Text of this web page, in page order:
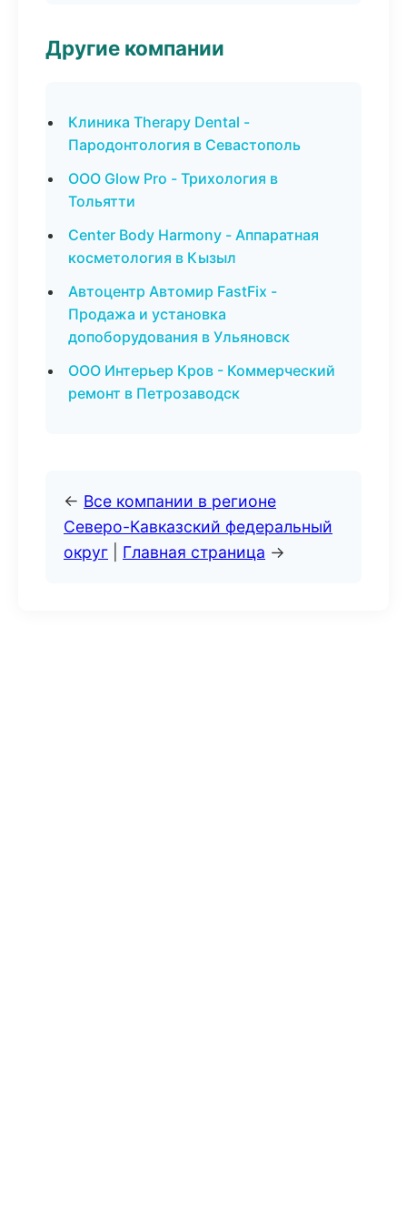
Другие компании
Клиника Therapy Dental -
Пародонтология в Севастополь
ООО Glow Pro - Трихология в
Тольятти
Center Body Harmony - Аппаратная
косметология в Кызыл
Автоцентр Автомир FastFix -
Продажа и установка
допоборудования в Ульяновск
ООО Интерьер Кров - Коммерческий
ремонт в Петрозаводск
← Все компании в регионе
Северо-Кавказский федеральный
округ
Главная страница →